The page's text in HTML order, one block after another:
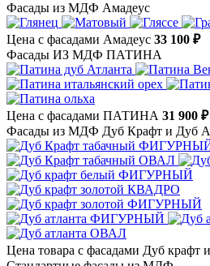
Фасады из МДФ Амадеус
Цена с фасадами Амадеус 33 100 ₽
Фасады ИЗ МДФ ПАТИНА
Цена с фасадами ПАТИНА 31 900 ₽
Фасады из МДФ Дуб Крафт и Дуб
Цена товара с фасадами Дуб крафт